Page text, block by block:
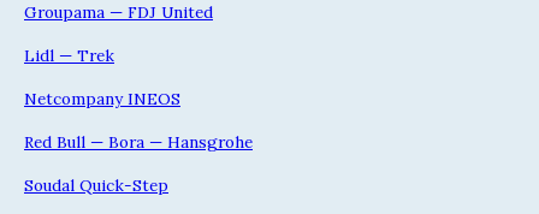
Groupama — FDJ United
Lidl — Trek
Netcompany INEOS
Red Bull — Bora — Hansgrohe
Soudal Quick-Step